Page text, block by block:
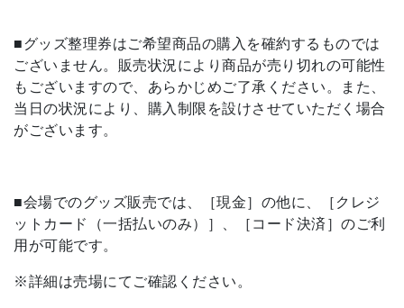
■グッズ整理券はご希望商品の購入を確約するものでは
ございません。販売状況により商品が売り切れの可能性
もございますので、あらかじめご了承ください。また、
当日の状況により、購入制限を設けさせていただく場合
がございます。
■会場でのグッズ販売では、［現金］の他に、［クレジ
ットカード（一括払いのみ）］、［コード決済］のご利
用が可能です。
※詳細は売場にてご確認ください。